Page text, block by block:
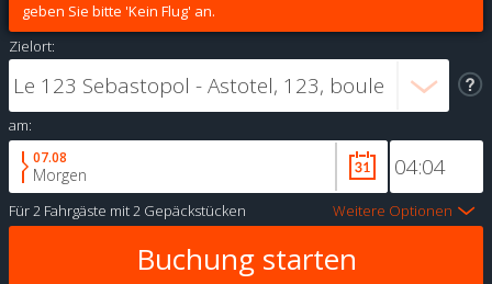
geben Sie bitte 'Kein Flug' an.
Zielort:
am:
07.08
Morgen
Für2 Fahrgäste mit2 Gepäckstücken Weitere Optionen